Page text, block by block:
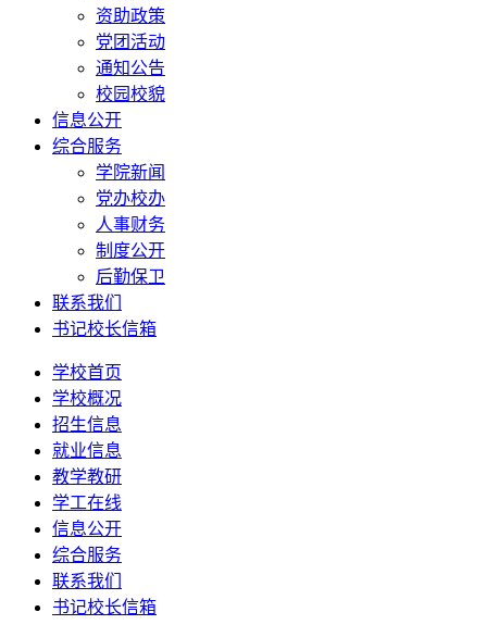
资助政策
党团活动
通知公告
校园校貌
信息公开
综合服务
学院新闻
党办校办
人事财务
制度公开
后勤保卫
联系我们
书记校长信箱
学校首页
学校概况
招生信息
就业信息
教学教研
学工在线
信息公开
综合服务
联系我们
书记校长信箱